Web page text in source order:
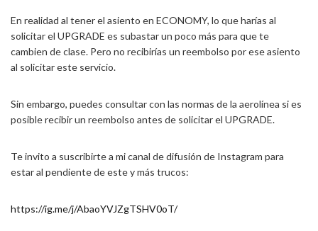
En realidad al tener el asiento en ECONOMY, lo que harías al
solicitar el UPGRADE es subastar un poco más para que te
cambien de clase. Pero no recibirías un reembolso por ese asiento
al solicitar este servicio.
Sin embargo, puedes consultar con las normas de la aerolínea si es
posible recibir un reembolso antes de solicitar el UPGRADE.
Te invito a suscribirte a mi canal de difusión de Instagram para
estar al pendiente de este y más trucos:
https://ig.me/j/AbaoYVJZgTSHV0oT/